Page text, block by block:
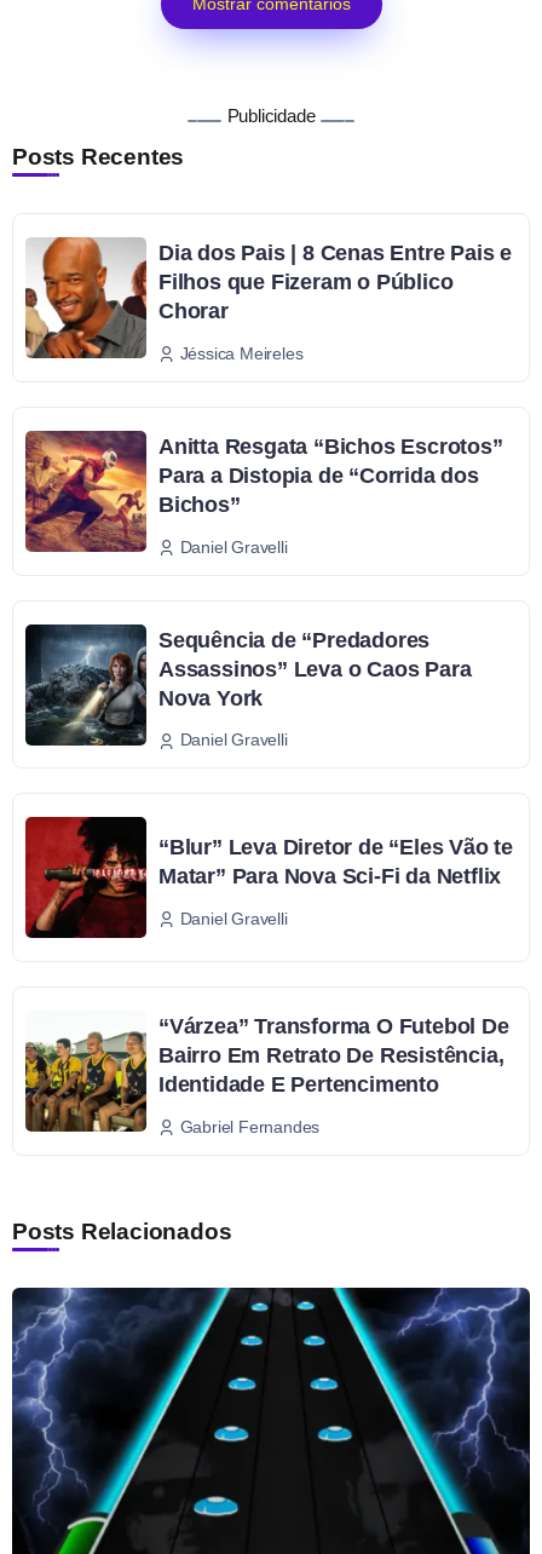
Mostrar comentários
Publicidade
Posts Recentes
Dia dos Pais | 8 Cenas Entre Pais e
Filhos que Fizeram o Público
Chorar
Jéssica Meireles
Anitta Resgata “Bichos Escrotos”
Para a Distopia de “Corrida dos
Bichos”
Daniel Gravelli
Sequência de “Predadores
Assassinos” Leva o Caos Para
Nova York
Daniel Gravelli
“Blur” Leva Diretor de “Eles Vão te
Matar” Para Nova Sci-Fi da Netflix
Daniel Gravelli
“Várzea” Transforma O Futebol De
Bairro Em Retrato De Resistência,
Identidade E Pertencimento
Gabriel Fernandes
Posts Relacionados